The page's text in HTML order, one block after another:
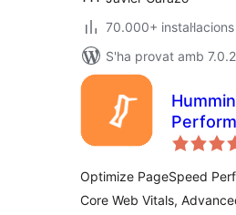
70.000+
S'ha provat amb 7.0.2
Cache
for Core
|
Optimize PageSpeed
Core Web Vitals,